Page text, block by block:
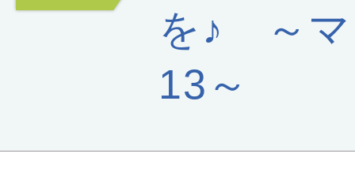
を♪ ～マ
13～